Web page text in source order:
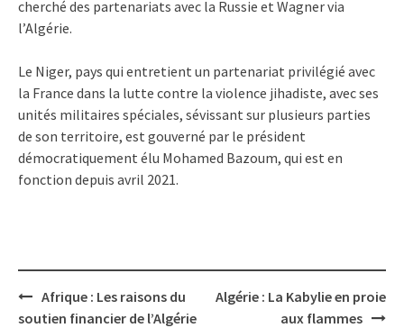
cherché des partenariats avec la Russie et Wagner via
l’Algérie.
Le Niger, pays qui entretient un partenariat privilégié avec
la France dans la lutte contre la violence jihadiste, avec ses
unités militaires spéciales, sévissant sur plusieurs parties
de son territoire, est gouverné par le président
démocratiquement élu Mohamed Bazoum, qui est en
fonction depuis avril 2021.
Post
navigation
Afrique : Les raisons du
soutien financier de l’Algérie
Algérie : La Kabylie en proie
aux flammes